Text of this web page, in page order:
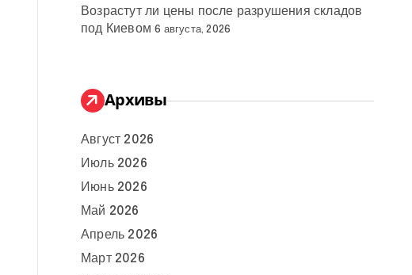
Возрастут ли цены после разрушения складов
под Киевом 6 августа, 2026
Архивы
Август 2026
Июль 2026
Июнь 2026
Май 2026
Апрель 2026
Март 2026